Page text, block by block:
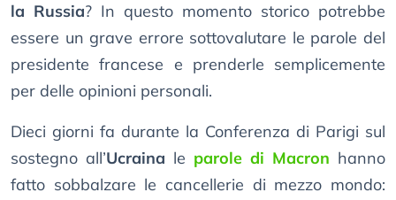
la Russia? In questo momento storico potrebbe
essere un grave errore sottovalutare le parole del
presidente francese e prenderle semplicemente
per delle opinioni personali.
Dieci giorni fa durante la Conferenza di Parigi sul
sostegno all’Ucraina le parole di Macron hanno
fatto sobbalzare le cancellerie di mezzo mondo: